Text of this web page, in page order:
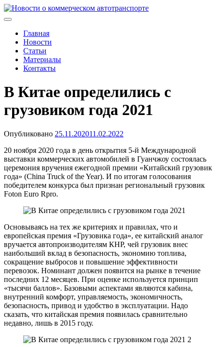
Skip
to
автомобилях и спецтехнике
Главная
Новости
Статьи
Материалы
Контакты
В Китае определились с
грузовиком года 2021
Опубликовано 25.11.202011.02.2022
20 ноября 2020 года в день открытия 5-й Международной
выставки коммерческих автомобилей в Гуанчжоу состоялась
церемония вручения ежегодной премии «Китайский грузовик
года» (China Truck of the Year). И по итогам голосования
победителем конкурса был признан региональный грузовик
Foton Euro Rpro.
Основываясь на тех же критериях и правилах, что и
европейская премия «Грузовика года», ее китайский аналог
вручается автопроизводителям КНР, чей грузовик внес
наибольший вклад в безопасность, экономию топлива,
сокращение выбросов и повышение эффективности
перевозок. Номинант должен появится на рынке в течение
последних 12 месяцев. При оценке используется принцип
«тысячи баллов». Базовыми аспектами являются кабина,
внутренний комфорт, управляемость, экономичность,
безопасность, привод и удобство в эксплуатации. Надо
сказать, что китайская премия появилась сравнительно
недавно, лишь в 2015 году.